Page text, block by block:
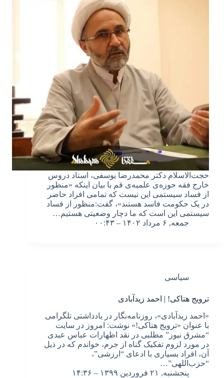
حجت‌الاسلام دکتر محمدرضا یوسفی، استاد دروس
خارج فقه حوزه‌ی علمیه‌ی قم با بیان اینکه «منظور
از فساد سیستمی این نیست که تمامی افراد حاضر
در یک حکومت فاسد هستند»، گفت:منظور از فساد
سیستمی این است که ما دچار وضعیتی هستیم…
جمعه, ۶ مرداد ۱۴۰۲ – ۰۰:۴۳
سیاسی
ترویج هتاکی! | احمد زیدآبادی
«احمد زیدآبادی»، روزنامه‌نگار در یادداشتی تلگرامی
با عنوان «ترویج هتاکی!» نوشت: امروز در سایت
“مشرق نیوز” مطلبی در نقد اظهارات عباس عبدی
در مورد لزوم تفکیک گناه از جرم، خواندم که در ذیل
آن، افراد بسیاری با ادعای “ارزشی”،
“حزب‌اللهی”…
پنجشنبه, ۲۱ فروردین ۱۳۹۹ – ۱۴:۳۶